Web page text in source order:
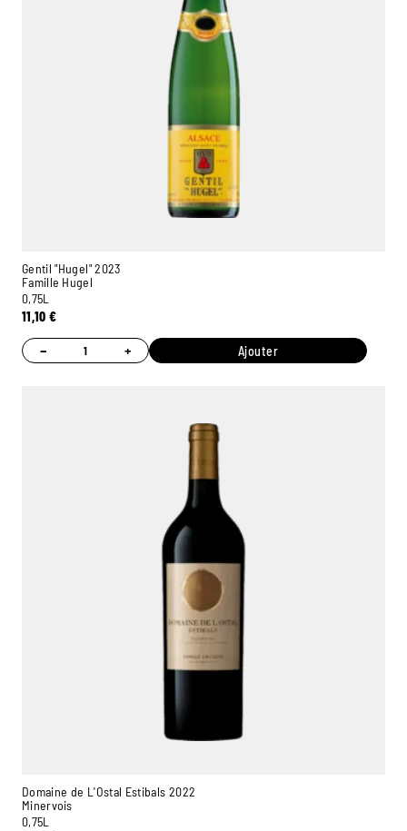
Gentil "Hugel" 2023
Famille Hugel
0,75L
11,10€
− + Ajouter
Domaine de L'Ostal Estibals 2022
Minervois
0,75L